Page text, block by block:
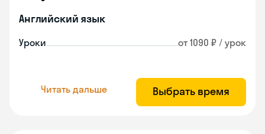
Английский язык
Уроки от 1090 ₽ / урок
Читать дальше Выбрать время